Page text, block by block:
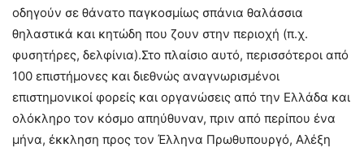
οδηγούν σε θάνατο παγκοσμίως σπάνια θαλάσσια
θηλαστικά και κητώδη που ζουν στην περιοχή (π.χ.
φυσητήρες, δελφίνια).Στο πλαίσιο αυτό, περισσότεροι από
100 επιστήμονες και διεθνώς αναγνωρισμένοι
επιστημονικοί φορείς και οργανώσεις από την Ελλάδα και
ολόκληρο τον κόσμο απηύθυναν, πριν από περίπου ένα
μήνα, έκκληση προς τον Έλληνα Πρωθυπουργό, Αλέξη